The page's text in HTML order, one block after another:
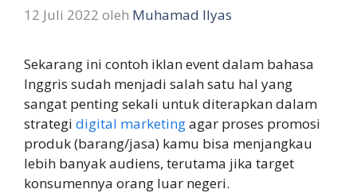
12 Juli 2022 oleh Muhamad Ilyas
Sekarang ini contoh iklan event dalam bahasa
Inggris sudah menjadi salah satu hal yang
sangat penting sekali untuk diterapkan dalam
strategi digital marketingagar proses promosi
produk (barang/jasa) kamu bisa menjangkau
lebih banyak audiens, terutama jika target
konsumennya orang luar negeri.